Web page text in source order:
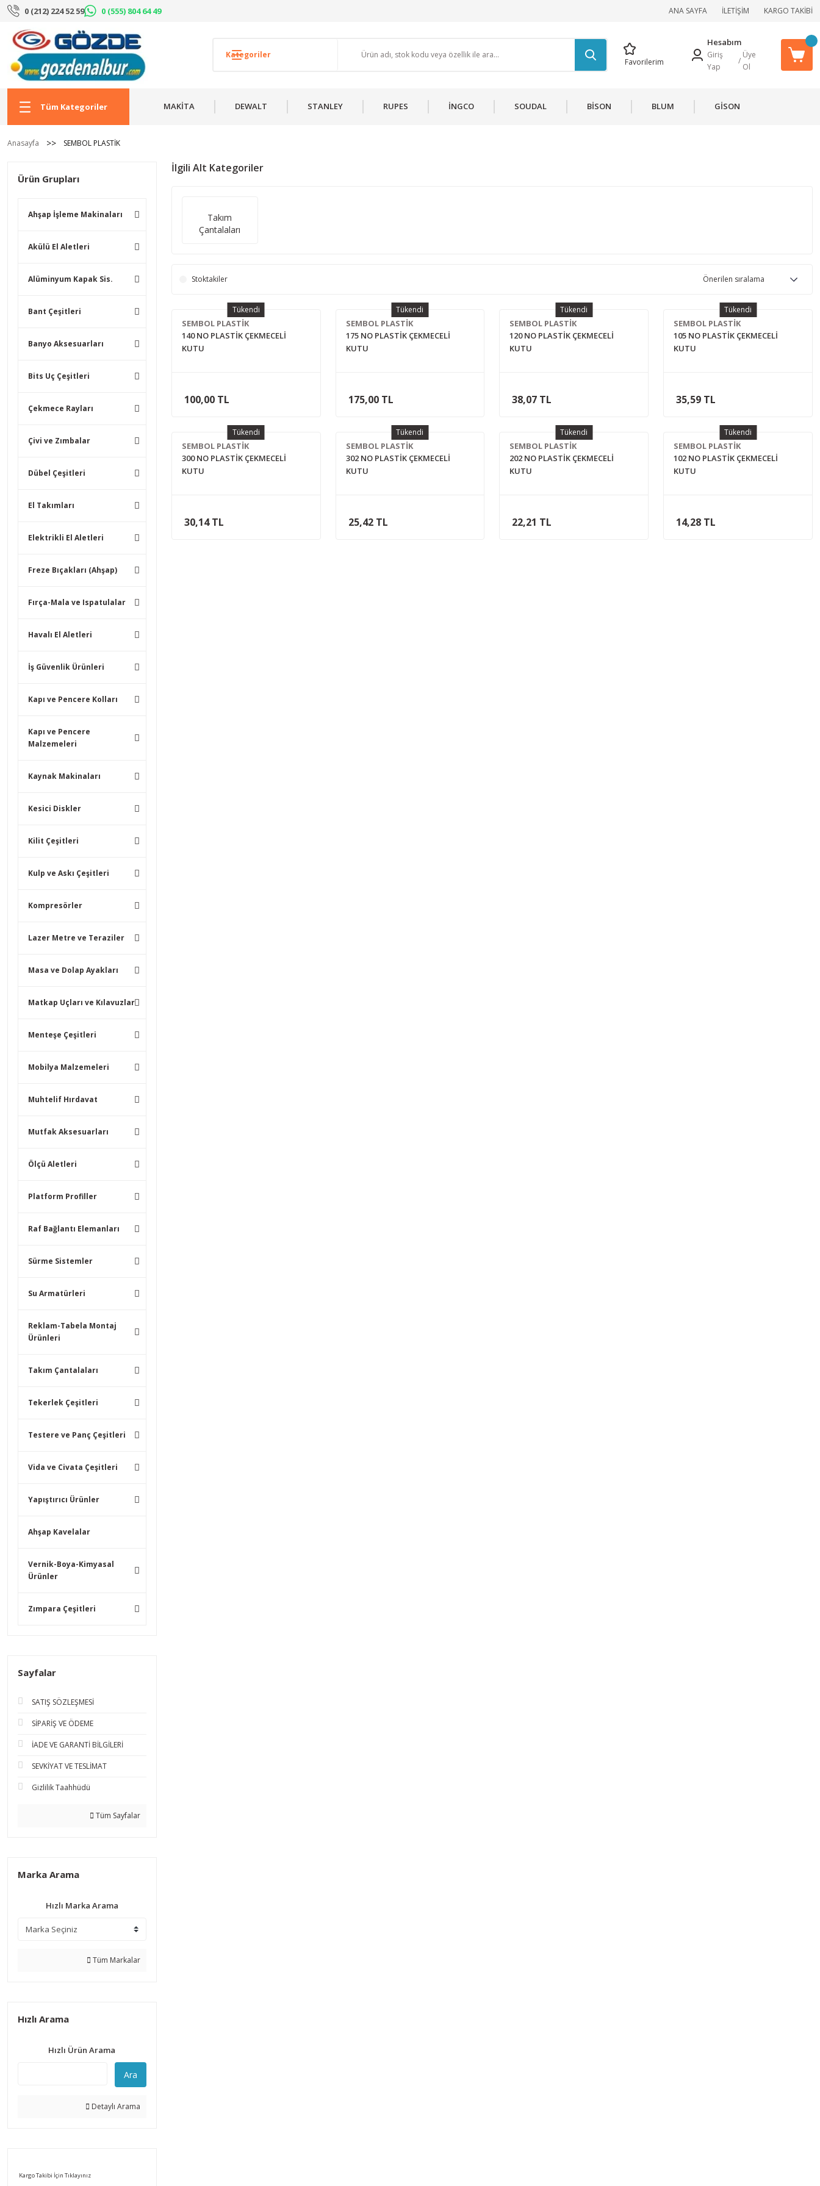
0 (212) 224 52 59 0 (555) 804 64 49 ANA SAYFA İLETİŞİM KARGO TAKİBİ
Favorilerim
Hesabım
Giriş
Yap
/
Üye
Ol
Tüm Kategoriler MAKİTA DEWALT STANLEY RUPES İNGCO SOUDAL BİSON BLUM GİSON
Anasayfa SEMBOL PLASTİK
Ürün Grupları
Ahşap İşleme Makinaları
Akülü El Aletleri
Alüminyum Kapak Sis.
Bant Çeşitleri
Banyo Aksesuarları
Bits Uç Çeşitleri
Çekmece Rayları
Çivi ve Zımbalar
Dübel Çeşitleri
El Takımları
Elektrikli El Aletleri
Freze Bıçakları (Ahşap)
Fırça-Mala ve Ispatulalar
Havalı El Aletleri
İş Güvenlik Ürünleri
Kapı ve Pencere Kolları
Kapı ve Pencere
Malzemeleri
Kaynak Makinaları
Kesici Diskler
Kilit Çeşitleri
Kulp ve Askı Çeşitleri
Kompresörler
Lazer Metre ve Teraziler
Masa ve Dolap Ayakları
Matkap Uçları ve Kılavuzlar
Menteşe Çeşitleri
Mobilya Malzemeleri
Muhtelif Hırdavat
Mutfak Aksesuarları
Ölçü Aletleri
Platform Profiller
Raf Bağlantı Elemanları
Sürme Sistemler
Su Armatürleri
Reklam-Tabela Montaj
Ürünleri
Takım Çantalaları
Tekerlek Çeşitleri
Testere ve Panç Çeşitleri
Vida ve Civata Çeşitleri
Yapıştırıcı Ürünler
Ahşap Kavelalar
Vernik-Boya-Kimyasal
Ürünler
Zımpara Çeşitleri
Sayfalar
SATIŞ SÖZLEŞMESİ
SİPARİŞ VE ÖDEME
İADE VE GARANTİ BİLGİLERİ
SEVKİYAT VE TESLİMAT
Gizlilik Taahhüdü
Tüm Sayfalar
Marka Arama
Hızlı Marka Arama
Tüm Markalar
Hızlı Arama
Hızlı Ürün Arama
Ara
Detaylı Arama
Kargo Takibi İçin Tıklayınız
İlgili Alt Kategoriler
Takım
Çantalaları
Stoktakiler
Tükendi
SEMBOL PLASTİK
140 NO PLASTİK ÇEKMECELİ
KUTU
100,00 TL
Tükendi
SEMBOL PLASTİK
175 NO PLASTİK ÇEKMECELİ
KUTU
175,00 TL
Tükendi
SEMBOL PLASTİK
120 NO PLASTİK ÇEKMECELİ
KUTU
38,07 TL
Tükendi
SEMBOL PLASTİK
105 NO PLASTİK ÇEKMECELİ
KUTU
35,59 TL
Tükendi
SEMBOL PLASTİK
300 NO PLASTİK ÇEKMECELİ
KUTU
30,14 TL
Tükendi
SEMBOL PLASTİK
302 NO PLASTİK ÇEKMECELİ
KUTU
25,42 TL
Tükendi
SEMBOL PLASTİK
202 NO PLASTİK ÇEKMECELİ
KUTU
22,21 TL
Tükendi
SEMBOL PLASTİK
102 NO PLASTİK ÇEKMECELİ
KUTU
14,28 TL